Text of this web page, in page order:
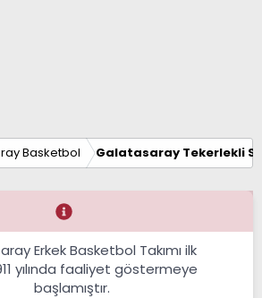
Basketbol Galatasaray Tekerlekli
Erkek Basketbol Takımı ilk
yılında faaliyet göstermeye
başlamıştır.